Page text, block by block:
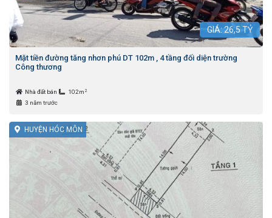
GIÁ: 26,5 TỶ
Mặt tiền đường tăng nhơn phú DT 102m , 4 tầng đối diện trường
Công thương
Nhà đất bán 102m 2
3 năm trước
HUYỆN HÓC MÔN